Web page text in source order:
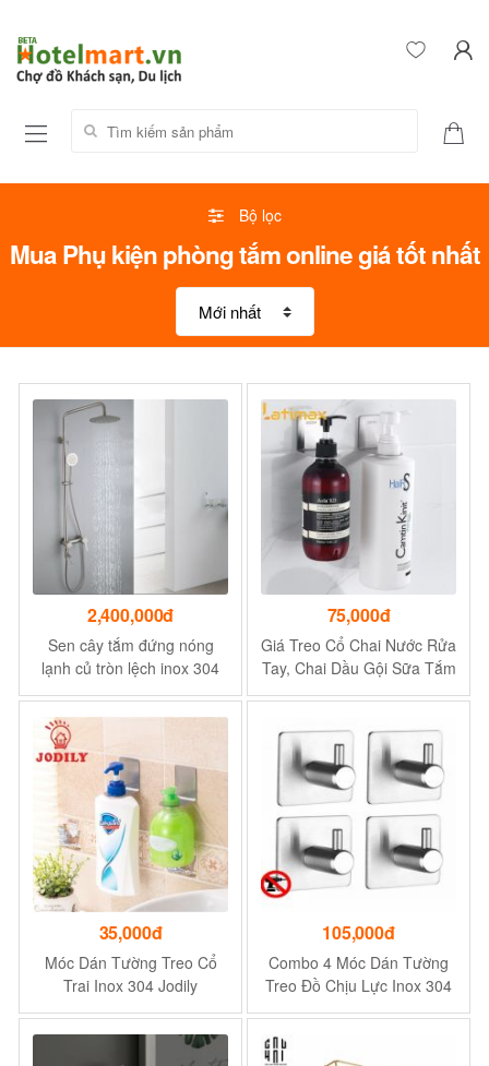
Tìm kiếm sản phẩm:
Bộ lọc
Mua Phụ kiện phòng tắm online giá tốt nhất
2,400,000đ
Sen cây tắm đứng nóng
lạnh củ tròn lệch inox 304
Navier
75,000đ
Giá Treo Cổ Chai Nước Rửa
Tay, Chai Dầu Gội Sữa Tắm
Latimax Inox 304 dán tường
35,000đ
Móc Dán Tường Treo Cổ
Trai Inox 304 Jodily
StarHome - Chịu Tải Trọng
30Kg
105,000đ
Combo 4 Móc Dán Tường
Treo Đồ Chịu Lực Inox 304
Siêu Dính, Phụ Kiện Nhà